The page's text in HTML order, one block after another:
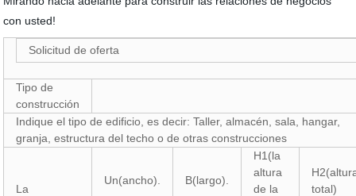
con usted!
Solicitud de oferta
Tipo de
construcción
Indique el tipo de edificio, es decir: Taller, almacén, sala, hangar,
granja, estructura del techo o de otras construcciones
La
Un(ancho). B(largo).
H1(la
altura
de la
total)